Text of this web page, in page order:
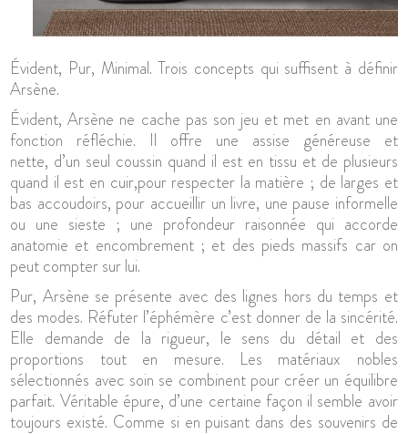
Évident, Pur, Minimal. Trois concepts qui suffisent à définir
Arsène.
Évident, Arsène ne cache pas son jeu et met en avant une
fonction réfléchie. Il offre une assise généreuse et
nette, d’un seul coussin quand il est en tissu et de plusieurs
quand il est en cuir,pour respecter la matière ; de larges et
bas accoudoirs, pour accueillir un livre, une pause informelle
ou une sieste ; une profondeur raisonnée qui accorde
anatomie et encombrement ; et des pieds massifs car on
peut compter sur lui.
Pur, Arsène se présente avec des lignes hors du temps et
des modes. Réfuter l’éphémère c’est donner de la sincérité.
Elle demande de la rigueur, le sens du détail et des
proportions tout en mesure. Les matériaux nobles
sélectionnés avec soin se combinent pour créer un équilibre
parfait. Véritable épure, d’une certaine façon il semble avoir
toujours existé. Comme si en puisant dans des souvenirs de